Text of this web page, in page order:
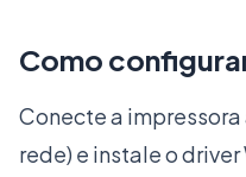
Como
Conecte a impressora
rede) e instale o